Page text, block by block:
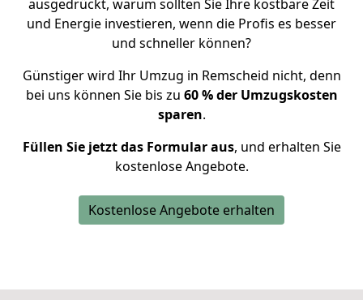
ausgedrückt, warum sollten Sie Ihre kostbare Zeit
und Energie investieren, wenn die Profis es besser
und schneller können?
Günstiger wird Ihr Umzug in Remscheid nicht, denn
bei uns können Sie bis zu 60 % der Umzugskosten
sparen.
Füllen Sie jetzt das Formular aus, und erhalten Sie
kostenlose Angebote.
Kostenlose Angebote erhalten